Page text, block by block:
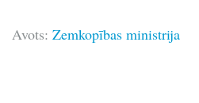
Avots: Zemkopības ministrija